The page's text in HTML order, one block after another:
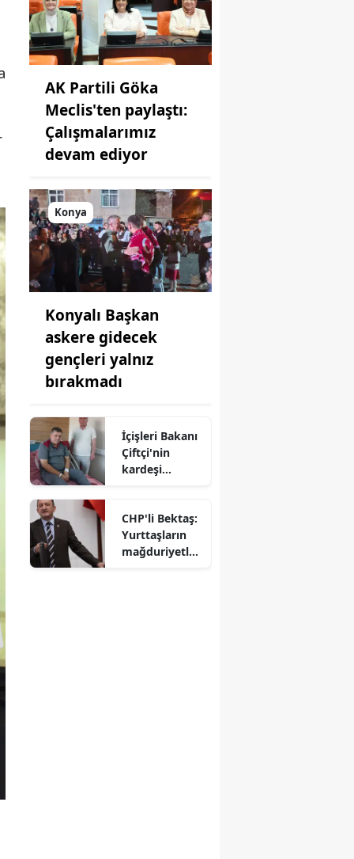
AK Partili Göka
Meclis'ten paylaştı:
Çalışmalarımız
devam ediyor
Konya
Konyalı Başkan
askere gidecek
gençleri yalnız
bırakmadı
İçişleri Bakanı
Çiftçi'nin
kardeşi
CHP'li Bektaş:
Yurttaşların
mağduriyetler